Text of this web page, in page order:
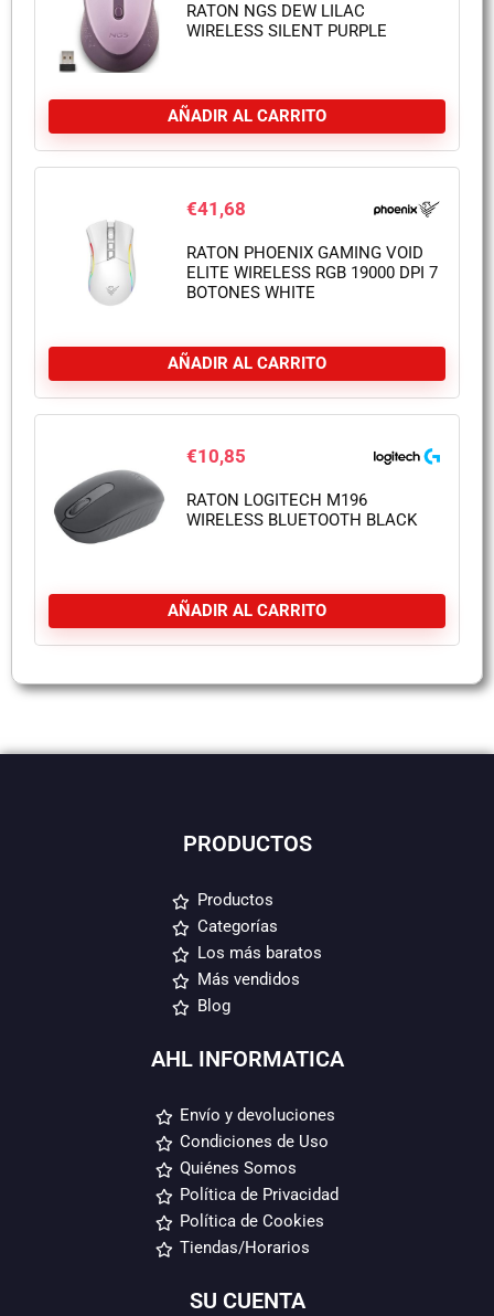
RATON NGS DEW LILAC
WIRELESS SILENT PURPLE
AÑADIR AL CARRITO
€41,68
RATON PHOENIX GAMING VOID
ELITE WIRELESS RGB 19000 DPI 7
BOTONES WHITE
AÑADIR AL CARRITO
€10,85
RATON LOGITECH M196
WIRELESS BLUETOOTH BLACK
AÑADIR AL CARRITO
PRODUCTOS
Productos
Categorías
Los más baratos
Más vendidos
Blog
AHL INFORMATICA
Envío y devoluciones
Condiciones de Uso
Quiénes Somos
Política de Privacidad
Política de Cookies
Tiendas/Horarios
SU CUENTA